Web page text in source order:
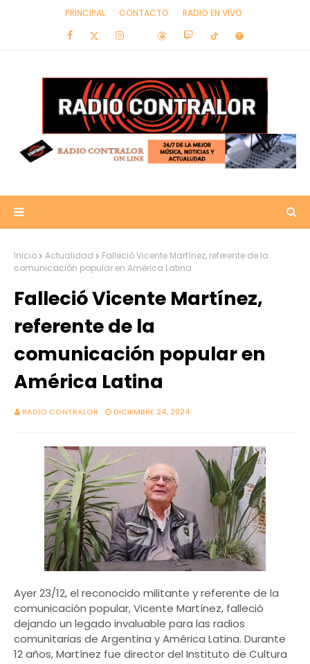
PRINCIPAL CONTACTO RADIO EN VIVO
Inicio Actualidad
Falleció Vicente Martínez, referente de la
comunicación popular en América Latina
Falleció Vicente Martínez,
referente de la
comunicación popular en
América Latina
RADIO CONTRALOR DICIEMBRE 24, 2024
Ayer 23/12, el reconocido militante y referente de la
comunicación popular, Vicente Martínez, falleció
dejando un legado invaluable para las radios
comunitarias de Argentina y América Latina. Durante
12 años, Martínez fue director del Instituto de Cultura